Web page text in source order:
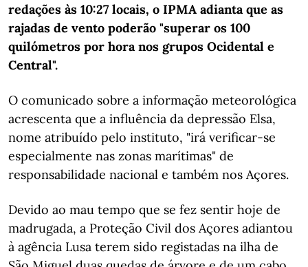
redações às 10:27 locais, o IPMA adianta que as
rajadas de vento poderão "superar os 100
quilómetros por hora nos grupos Ocidental e
Central".
O comunicado sobre a informação meteorológica
acrescenta que a influência da depressão Elsa,
nome atribuído pelo instituto, "irá verificar-se
especialmente nas zonas marítimas" de
responsabilidade nacional e também nos Açores.
Devido ao mau tempo que se fez sentir hoje de
madrugada, a Proteção Civil dos Açores adiantou
à agência Lusa terem sido registadas na ilha de